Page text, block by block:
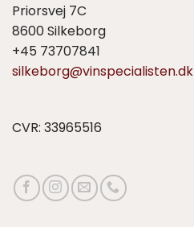
Priorsvej 7C
8600 Silkeborg
+45 73707841
silkeborg@vinspecialisten.dk
CVR: 33965516